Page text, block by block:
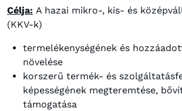
Célja: A hazai mikro-, kis- és
(KKV-k)
termelékenységének és
növelése
korszerű termék- és
képességének megteremtése,
támogatása